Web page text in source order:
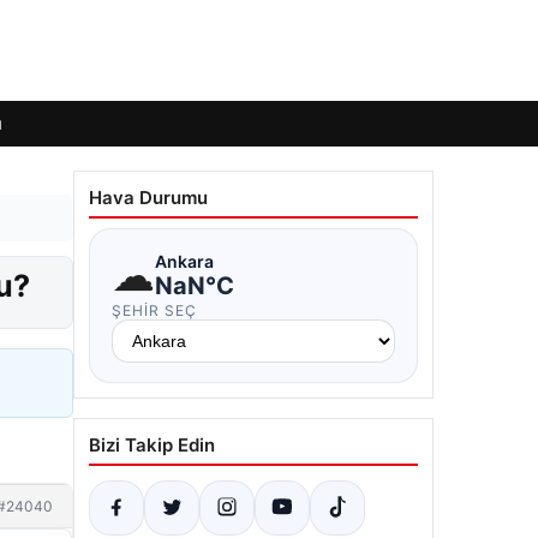
Hava Durumu
☁Ankara
NaN°C
ŞEHIR SEÇ
Bizi Takip Edin